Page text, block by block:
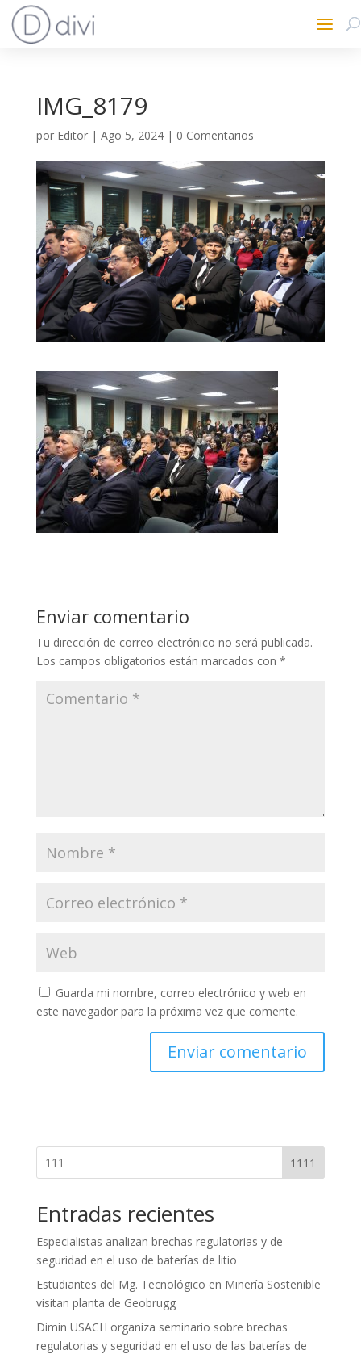
IMG_8179
por Editor| Ago 5, 2024| 0 Comentarios
Enviar comentario
Tu dirección de correo electrónico no será publicada.
Los campos obligatorios están marcados con *
Guarda mi nombre, correo electrónico y web en
este navegador para la próxima vez que comente.
1111
Entradas recientes
Especialistas analizan brechas regulatorias y de
seguridad en el uso de baterías de litio
Estudiantes del Mg. Tecnológico en Minería Sostenible
visitan planta de Geobrugg
Dimin USACH organiza seminario sobre brechas
regulatorias y seguridad en el uso de las baterías de